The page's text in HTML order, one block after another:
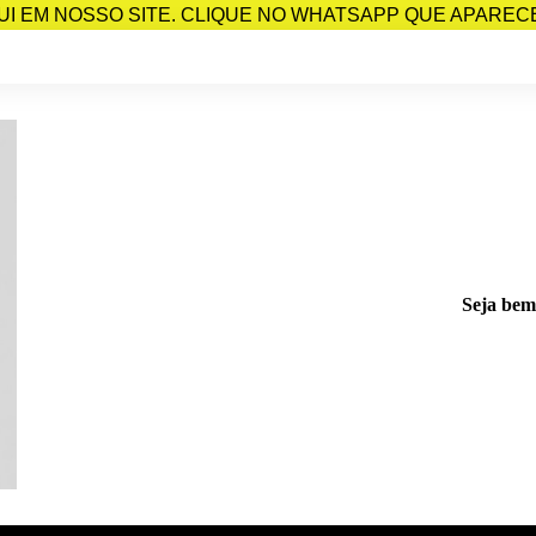
EM NOSSO SITE. CLIQUE NO WHATSAPP QUE
Seja